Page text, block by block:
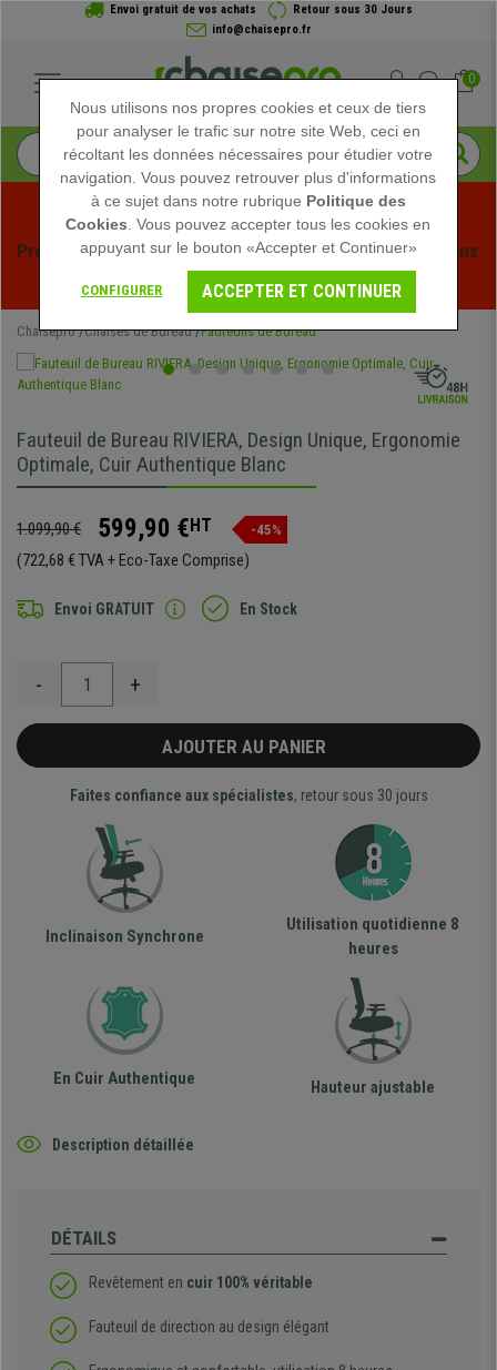
Envoi gratuit de vos achats
Retour sous 30 Jours
info@chaisepro.fr
0
Profitez des soldes d'été chez Chaisepro ! Des réductions
exclusives pour une durée limitée - Voir l'offre
Chaisepro Chaises de Bureau Fauteuils de Bureau
Fauteuil de Bureau RIVIERA, Design Unique, Ergonomie
Optimale, Cuir Authentique Blanc
1.099,90 € 599,90 €HT -45%
(722,68 € TVA + Eco-Taxe Comprise)
Envoi GRATUIT En Stock
- +
AJOUTER AU PANIER
Faites confiance aux spécialistes, retour sous 30 jours
Inclinaison Synchrone
Utilisation quotidienne 8
heures
En Cuir Authentique Hauteur ajustable
Description détaillée
DÉTAILS
Revêtement en cuir 100% véritable
Fauteuil de direction au design élégant
Nous utilisons nos propres cookies et ceux de tiers
pour analyser le trafic sur notre site Web, ceci en
récoltant les données nécessaires pour étudier votre
navigation. Vous pouvez retrouver plus d'informations
à ce sujet dans notre rubrique Politique des
Cookies . Vous pouvez accepter tous les cookies en
appuyant sur le bouton «Accepter et Continuer»
CONFIGURER ACCEPTER ET CONTINUER